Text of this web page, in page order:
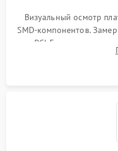
Механические
Визуальный осмотр
SMD-компонентов.
PCI-E и
короткое замыкание